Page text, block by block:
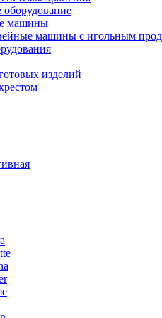
машины
машины с игольным
изделий